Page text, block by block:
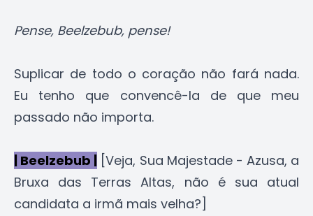
Pense, Beelzebub, pense!
Suplicar de todo o coração não fará nada.
Eu tenho que convencê-la de que meu
passado não importa.
| Beelzebub | [Veja, Sua Majestade - Azusa, a
Bruxa das Terras Altas, não é sua atual
candidata a irmã mais velha?]